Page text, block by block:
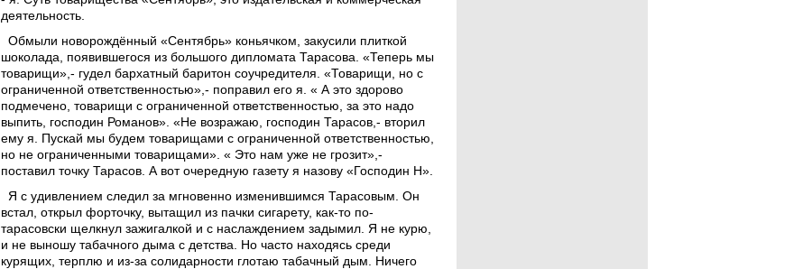
деятельность.
Обмыли новорождённый «Сентябрь» коньячком, закусили плиткой
шоколада, появившегося из большого дипломата Тарасова. «Теперь мы
товарищи»,- гудел бархатный баритон соучредителя. «Товарищи, но с
ограниченной ответственностью»,- поправил его я. « А это здорово
подмечено, товарищи с ограниченной ответственностью, за это надо
выпить, господин Романов». «Не возражаю, господин Тарасов,- вторил
ему я. Пускай мы будем товарищами с ограниченной ответственностью,
но не ограниченными товарищами». « Это нам уже не грозит»,-
поставил точку Тарасов. А вот очередную газету я назову «Господин Н».
Я с удивлением следил за мгновенно изменившимся Тарасовым. Он
встал, открыл форточку, вытащил из пачки сигарету, как-то по-
тарасовски щелкнул зажигалкой и с наслаждением задымил. Я не курю,
и не выношу табачного дыма с детства. Но часто находясь среди
курящих, терплю и из-за солидарности глотаю табачный дым. Ничего